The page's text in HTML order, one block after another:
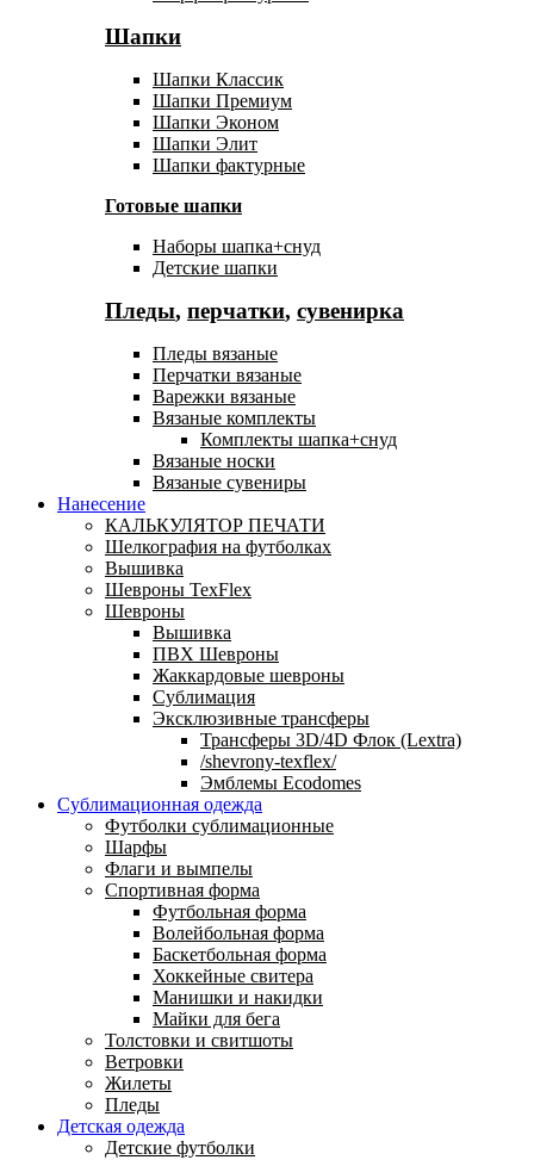
Шапки
Шапки Классик
Шапки Премиум
Шапки Эконом
Шапки Элит
Шапки фактурные
Готовые шапки
Наборы шапка+снуд
Детские шапки
Пледы, перчатки, сувенирка
Пледы вязаные
Перчатки вязаные
Варежки вязаные
Вязаные комплекты
Комплекты шапка+снуд
Вязаные носки
Вязаные сувениры
Нанесение
КАЛЬКУЛЯТОР ПЕЧАТИ
Шелкография на футболках
Вышивка
Шевроны TexFlex
Шевроны
Вышивка
ПВХ Шевроны
Жаккардовые шевроны
Сублимация
Эксклюзивные трансферы
Трансферы 3D/4D Флок (Lextra)
/shevrony-texflex/
Эмблемы Ecodomes
Сублимационная одежда
Футболки сублимационные
Шарфы
Флаги и вымпелы
Спортивная форма
Футбольная форма
Волейбольная форма
Баскетбольная форма
Хоккейные свитера
Манишки и накидки
Майки для бега
Толстовки и свитшоты
Ветровки
Жилеты
Пледы
Детская одежда
Детские футболки